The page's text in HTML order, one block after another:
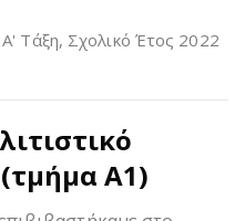
Α' Τάξη, Σχολικό Έτος 2022
Α1)